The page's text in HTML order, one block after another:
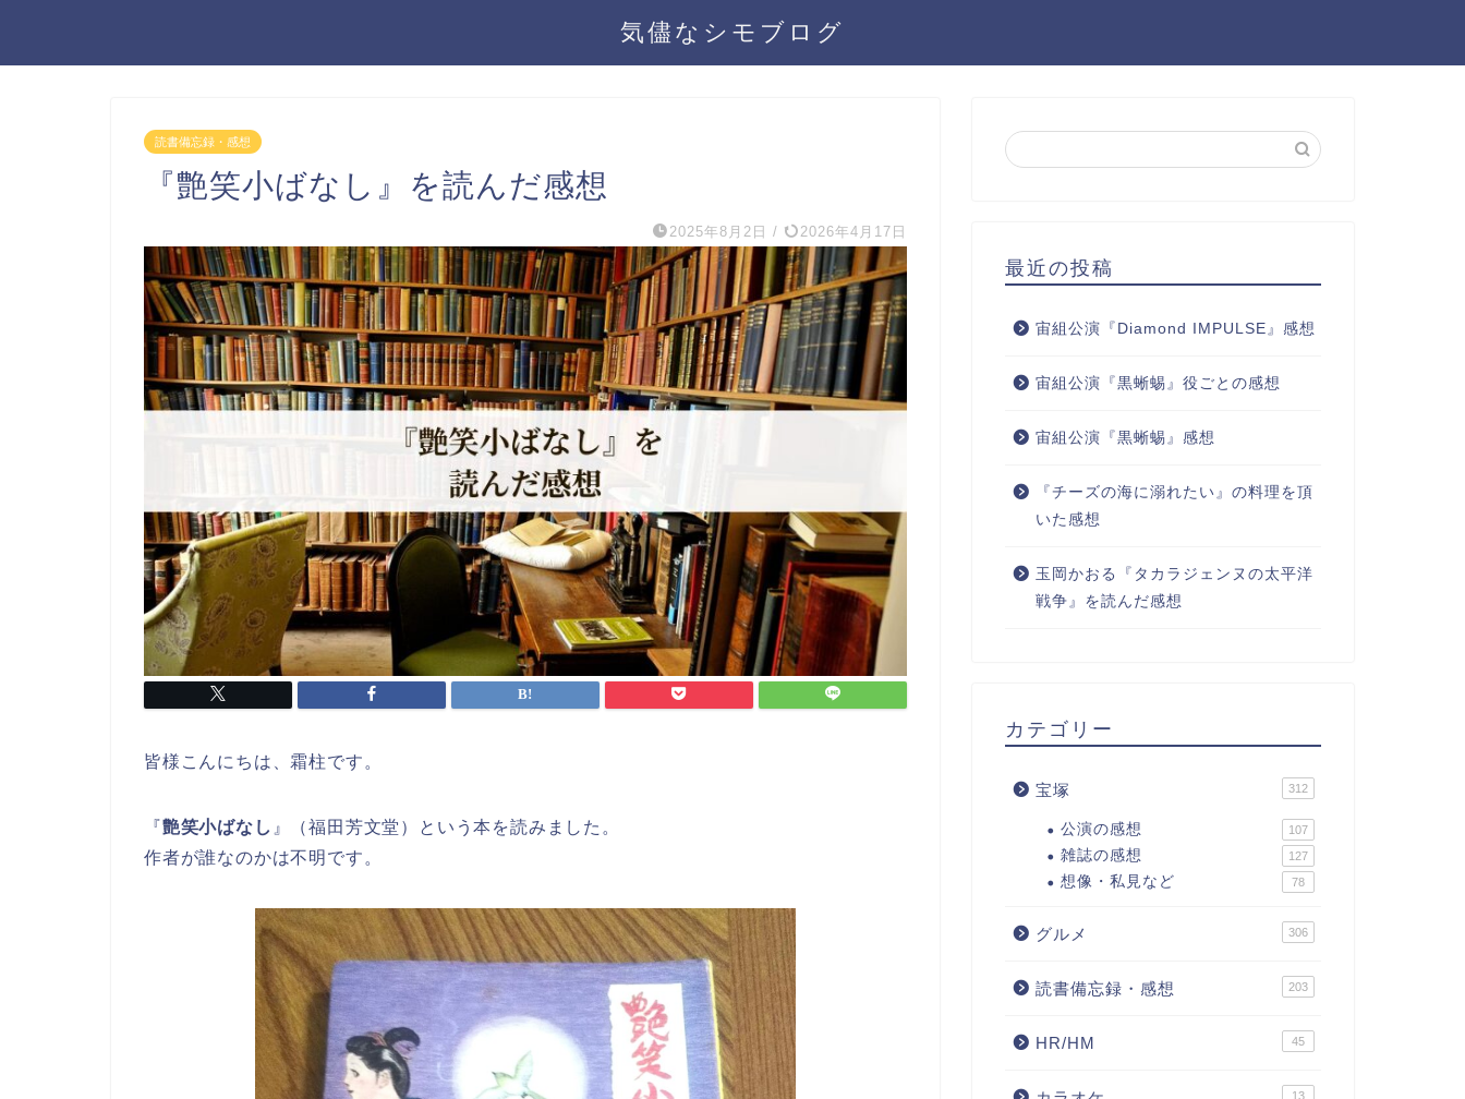
気儘なシモブログ
読書備忘録・感想
『艶笑小ばなし』を読んだ感想
2025年8月2日 / 2026年4月17日
皆様こんにちは、霜柱です。
『艶笑小ばなし 』（福田芳文堂）という本を読みました。
作者が誰なのかは不明です。
最近の投稿
宙組公演『Diamond IMPULSE』感想
宙組公演『黒蜥蜴』役ごとの感想
宙組公演『黒蜥蜴』感想
『チーズの海に溺れたい』の料理を頂
いた感想
玉岡かおる『タカラジェンヌの太平洋
戦争』を読んだ感想
カテゴリー
宝塚 312
公演の感想 107
雑誌の感想 127
想像・私見など 78
グルメ 306
読書備忘録・感想 203
HR/HM 45
13